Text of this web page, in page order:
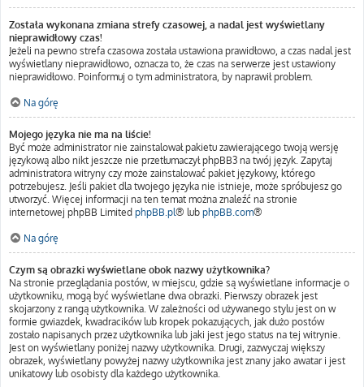
Została wykonana zmiana strefy czasowej, a nadal jest wyświetlany
nieprawidłowy czas!
Jeżeli na pewno strefa czasowa została ustawiona prawidłowo, a czas nadal jest
wyświetlany nieprawidłowo, oznacza to, że czas na serwerze jest ustawiony
nieprawidłowo. Poinformuj o tym administratora, by naprawił problem.
Na górę
Mojego języka nie ma na liście!
Być może administrator nie zainstalował pakietu zawierającego twoją wersję
językową albo nikt jeszcze nie przetłumaczył phpBB3 na twój język. Zapytaj
administratora witryny czy może zainstalować pakiet językowy, którego
potrzebujesz. Jeśli pakiet dla twojego języka nie istnieje, może spróbujesz go
utworzyć. Więcej informacji na ten temat można znaleźć na stronie
internetowej phpBB Limited phpBB.pl® lub phpBB.com®
Na górę
Czym są obrazki wyświetlane obok nazwy użytkownika?
Na stronie przeglądania postów, w miejscu, gdzie są wyświetlane informacje o
użytkowniku, mogą być wyświetlane dwa obrazki. Pierwszy obrazek jest
skojarzony z rangą użytkownika. W zależności od używanego stylu jest on w
formie gwiazdek, kwadracików lub kropek pokazujących, jak dużo postów
zostało napisanych przez użytkownika lub jaki jest jego status na tej witrynie.
Jest on wyświetlany poniżej nazwy użytkownika. Drugi, zazwyczaj większy
obrazek, wyświetlany powyżej nazwy użytkownika jest znany jako awatar i jest
unikatowy lub osobisty dla każdego użytkownika.